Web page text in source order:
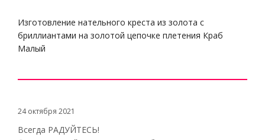
Изготовление нательного креста из золота с
бриллиантами на золотой цепочке плетения Краб
Малый
24 октября 2021
Всегда РАДУЙТЕСЬ!